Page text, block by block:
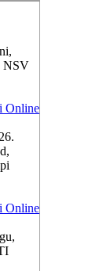
NSV
Online
Online